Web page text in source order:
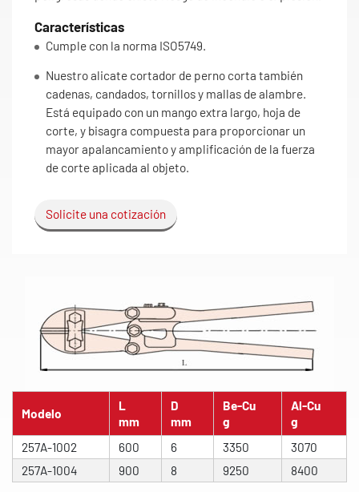
Características
Cumple con la norma ISO5749.
Nuestro alicate cortador de perno corta también
cadenas, candados, tornillos y mallas de alambre.
Está equipado con un mango extra largo, hoja de
corte, y bisagra compuesta para proporcionar un
mayor apalancamiento y amplificación de la fuerza
de corte aplicada al objeto.
Solicite una cotización
Modelo
L
mm
D
mm
Be-Cu
g
Al-Cu
g
257A-1002
600 6 3350
3070
257A-1004
900 8 9250 8400